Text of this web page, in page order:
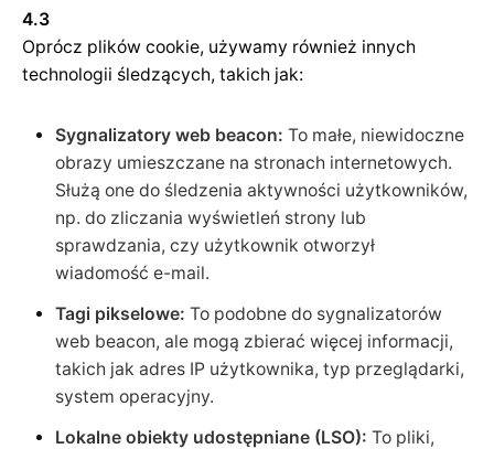
4.3
Oprócz plików cookie, używamy również innych
technologii śledzących, takich jak:
Sygnalizatory web beacon: To małe, niewidoczne
obrazy umieszczane na stronach internetowych.
Służą one do śledzenia aktywności użytkowników,
np. do zliczania wyświetleń strony lub
sprawdzania, czy użytkownik otworzył
wiadomość e-mail.
Tagi pikselowe: To podobne do sygnalizatorów
web beacon, ale mogą zbierać więcej informacji,
takich jak adres IP użytkownika, typ przeglądarki,
system operacyjny.
Lokalne obiekty udostępniane (LSO): To pliki,